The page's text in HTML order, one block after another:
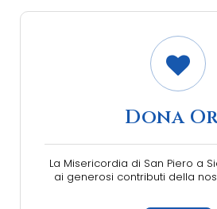
Dona
La Misericordia di San Piero a
ai generosi contributi della